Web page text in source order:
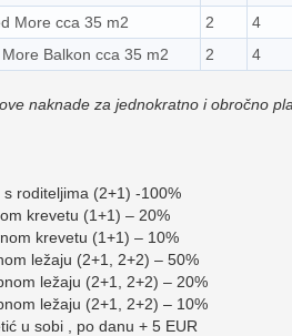
More cca 35 m2
2 4
Balkon cca 35 m2
2 4
naknade za jednokratno i obročno
roditeljima (2+1) -100%
krevetu (1+1) – 20%
krevetu (1+1) – 10%
ležaju (2+1, 2+2) – 50%
ležaju (2+1, 2+2) – 20%
ležaju (2+1, 2+2) – 10%
u sobi , po danu + 5 EUR